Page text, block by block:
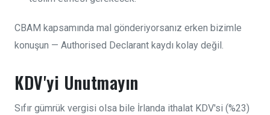
CBAM kapsamında mal gönderiyorsanız erken bizimle
konuşun — Authorised Declarant kaydı kolay değil.
KDV'yi Unutmayın
Sıfır gümrük vergisi olsa bile İrlanda ithalat KDV'si (%23)